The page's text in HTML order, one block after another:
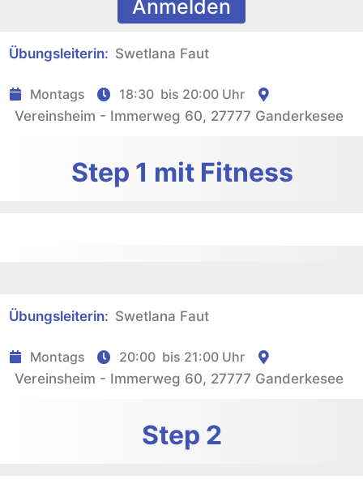
Anmelden
Übungsleiterin: Swetlana Faut
Montags 18:30 bis 20:00 Uhr
Vereinsheim - Immerweg 60, 27777 Ganderkesee
Step 1 mit Fitness
Übungsleiterin: Swetlana Faut
Montags 20:00 bis 21:00 Uhr
Vereinsheim - Immerweg 60, 27777 Ganderkesee
Step 2